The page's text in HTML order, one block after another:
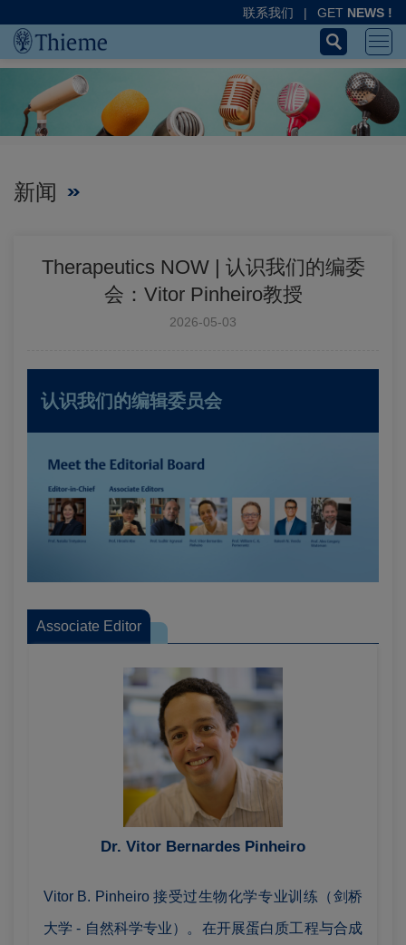
联系我们 | GET NEWS !
新闻
Therapeutics NOW | 认识我们的编委
会：Vitor Pinheiro教授
2026-05-03
认识我们的编辑委员会
Associate Editor
Dr. Vitor Bernardes Pinheiro
Vitor B. Pinheiro 接受过生物化学专业训练（剑桥
大学 - 自然科学专业）。在开展蛋白质工程与合成